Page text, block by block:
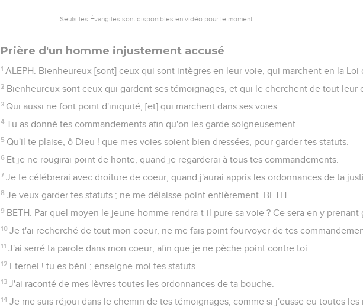
Seuls les Évangiles sont disponibles en vidéo pour le moment.
Prière d'un homme injustement accusé
1 ALEPH. Bienheureux [sont] ceux qui sont intègres en leur voie, qui marchent en la Loi
2 Bienheureux sont ceux qui gardent ses témoignages, et qui le cherchent de tout leur
3 Qui aussi ne font point d'iniquité, [et] qui marchent dans ses voies.
4 Tu as donné tes commandements afin qu'on les garde soigneusement.
5 Qu'il te plaise, ô Dieu ! que mes voies soient bien dressées, pour garder tes statuts.
6 Et je ne rougirai point de honte, quand je regarderai à tous tes commandements.
7 Je te célébrerai avec droiture de coeur, quand j'aurai appris les ordonnances de ta
8 Je veux garder tes statuts ; ne me délaisse point entièrement. BETH.
9 BETH. Par quel moyen le jeune homme rendra-t-il pure sa voie ? Ce sera en y prenant
10 Je t'ai recherché de tout mon coeur, ne me fais point fourvoyer de tes
11 J'ai serré ta parole dans mon coeur, afin que je ne pèche point contre toi.
12 Eternel ! tu es béni ; enseigne-moi tes statuts.
13 J'ai raconté de mes lèvres toutes les ordonnances de ta bouche.
14 Je me suis réjoui dans le chemin de tes témoignages, comme si j'eusse eu toutes les